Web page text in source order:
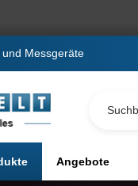
Messgeräte
Angebote